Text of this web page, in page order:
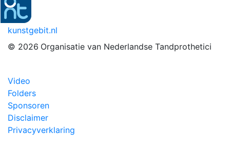
kunstgebit.nl
© 2026 Organisatie van Nederlandse Tandprothetici
Video
Folders
Sponsoren
Disclaimer
Privacyverklaring